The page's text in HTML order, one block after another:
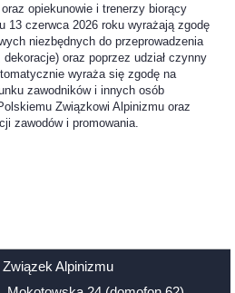
opiekunowie i trenerzy biorący
13 czerwca 2026 roku wyrażają zgodę
niezbędnych do przeprowadzenia
oraz poprzez udział czynny
wyraża się zgodę na
zawodników i innych osób
Związkowi Alpinizmu oraz
zawodów i promowania.
Alpinizmu